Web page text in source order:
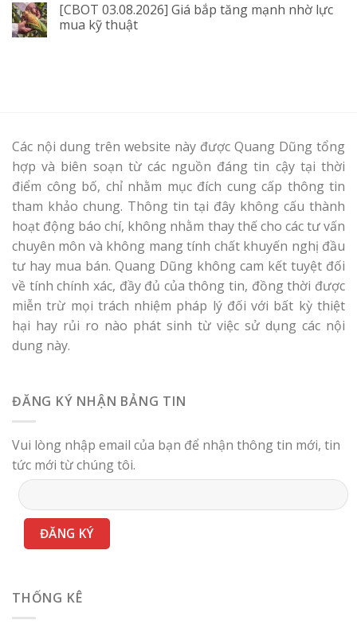
[CBOT 03.08.2026] Giá bắp tăng mạnh nhờ lực
mua kỹ thuật
Các nội dung trên website này được Quang Dũng tổng
hợp và biên soạn từ các nguồn đáng tin cậy tại thời
điểm công bố, chỉ nhằm mục đích cung cấp thông tin
tham khảo chung. Thông tin tại đây không cấu thành
hoạt động báo chí, không nhằm thay thế cho các tư vấn
chuyên môn và không mang tính chất khuyến nghị đầu
tư hay mua bán. Quang Dũng không cam kết tuyệt đối
về tính chính xác, đầy đủ của thông tin, đồng thời được
miễn trừ mọi trách nhiệm pháp lý đối với bất kỳ thiệt
hại hay rủi ro nào phát sinh từ việc sử dụng các nội
dung này.
ĐĂNG KÝ NHẬN BẢNG TIN
Vui lòng nhập email của bạn để nhận thông tin mới, tin
tức mới từ chúng tôi.
THỐNG KÊ